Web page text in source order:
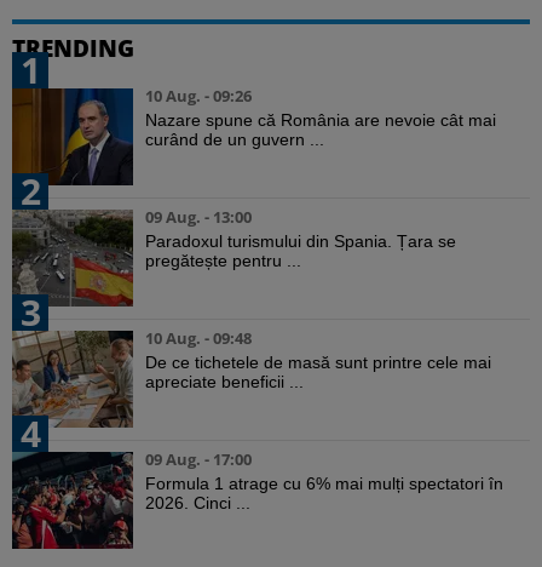
TRENDING
1
10 Aug. - 09:26
Nazare spune că România are nevoie cât mai
curând de un guvern ...
2
09 Aug. - 13:00
Paradoxul turismului din Spania. Țara se
pregătește pentru ...
3
10 Aug. - 09:48
De ce tichetele de masă sunt printre cele mai
apreciate beneficii ...
4
09 Aug. - 17:00
Formula 1 atrage cu 6% mai mulți spectatori în
2026. Cinci ...